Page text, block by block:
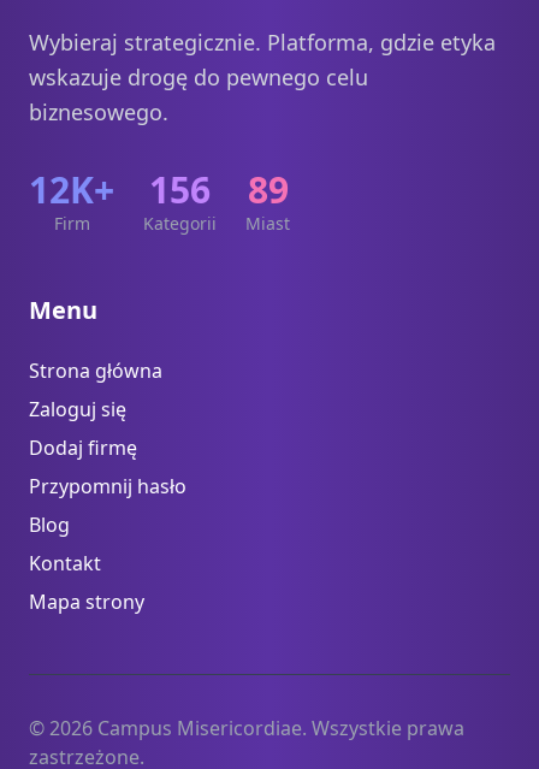
Wybieraj strategicznie. Platforma, gdzie etyka
wskazuje drogę do pewnego celu
biznesowego.
12K+
Firm
156
Kategorii
89
Miast
Menu
Strona główna
Zaloguj się
Dodaj firmę
Przypomnij hasło
Blog
Kontakt
Mapa strony
© 2026 Campus Misericordiae. Wszystkie prawa
zastrzeżone.